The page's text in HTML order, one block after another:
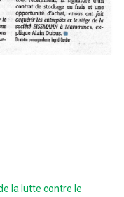
la lutte contre le